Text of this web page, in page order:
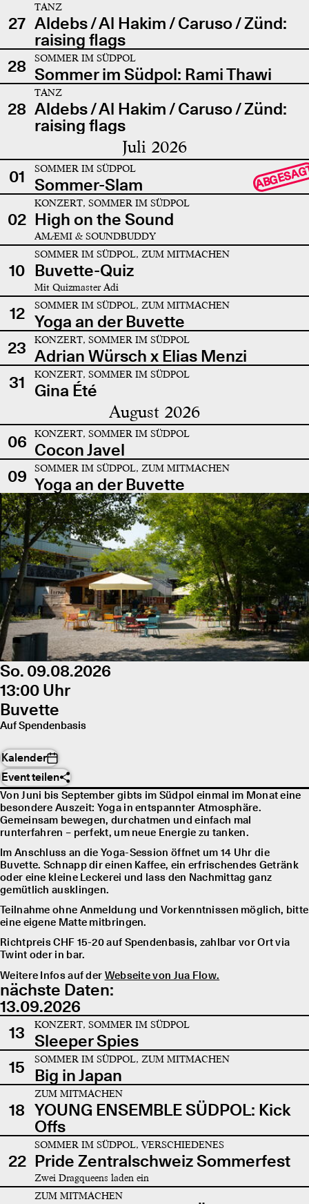
27
TANZ
Aldebs / Al Hakim / Caruso / Zünd:
raising flags
28
SOMMER IM SÜDPOL
Sommer im Südpol: Rami Thawi
28
TANZ
Aldebs / Al Hakim / Caruso / Zünd:
raising flags
Juli 2026
01 SOMMER IM SÜDPOL
Sommer-Slam
02
KONZERT, SOMMER IM SÜDPOL
High on the Sound
AMÆMI & SOUNDBUDDY
10
SOMMER IM SÜDPOL, ZUM MITMACHEN
Buvette-Quiz
Mit Quizmaster Adi
12 SOMMER IM SÜDPOL, ZUM MITMACHEN
Yoga an der Buvette
23
KONZERT, SOMMER IM SÜDPOL
Adrian Würsch x Elias Menzi
31
KONZERT, SOMMER IM SÜDPOL
Gina Été
August 2026
06 KONZERT, SOMMER IM SÜDPOL
Cocon Javel
09
SOMMER IM SÜDPOL, ZUM MITMACHEN
Yoga an der Buvette
So. 09.08.2026
13:00 Uhr
Buvette
Auf Spendenbasis
Kalender
Event teilen
Von Juni bis September gibts im Südpol einmal im Monat eine
besondere Auszeit: Yoga in entspannter Atmosphäre.
Gemeinsam bewegen, durchatmen und einfach mal
runterfahren – perfekt, um neue Energie zu tanken.
Im Anschluss an die Yoga-Session öffnet um 14 Uhr die
Buvette. Schnapp dir einen Kaffee, ein erfrischendes Getränk
oder eine kleine Leckerei und lass den Nachmittag ganz
gemütlich ausklingen.
Teilnahme ohne Anmeldung und Vorkenntnissen möglich, bitte
eine eigene Matte mitbringen.
Richtpreis CHF 15-20 auf Spendenbasis, zahlbar vor Ort via
Twint oder in bar.
Weitere Infos auf der Webseite von Jua Flow.
nächste Daten:
13.09.2026
13
KONZERT, SOMMER IM SÜDPOL
Sleeper Spies
15
SOMMER IM SÜDPOL, ZUM MITMACHEN
Big in Japan
18
ZUM MITMACHEN
YOUNG ENSEMBLE SÜDPOL: Kick
Offs
22
SOMMER IM SÜDPOL, VERSCHIEDENES
Pride Zentralschweiz Sommerfest
Zwei Dragqueens laden ein
ZUM MITMACHEN